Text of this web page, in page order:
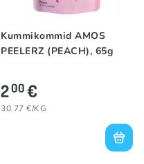
Kummikommid AMOS
PEELERZ (PEACH), 65g
200€
30.77 €/KG